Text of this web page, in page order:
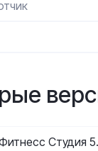
Студия